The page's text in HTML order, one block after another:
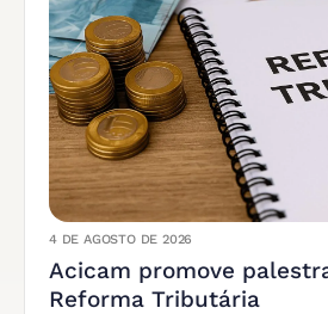
4 DE AGOSTO DE 2026
Acicam promove
Reforma Tributária